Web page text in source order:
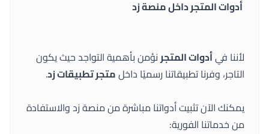
أدوات المتجر داخل منصة زد
لأننا فيأدوات المتجرنؤمن بأهمية التواجد حيث يكون
التاجر، وفرنا تطبيقاتنا رسميًا داخلمتجر تطبيقات زد.
يمكنك الآن تثبيت أدواتنا مباشرة من منصة زد والاستفادة
من خدماتنا الفورية: